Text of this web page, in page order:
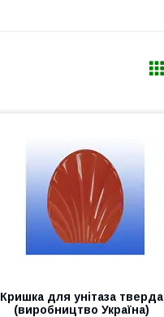
Кришка для унітаза тверда
(виробництво Україна)